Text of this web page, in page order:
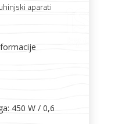
aparati
450 W / 0,6